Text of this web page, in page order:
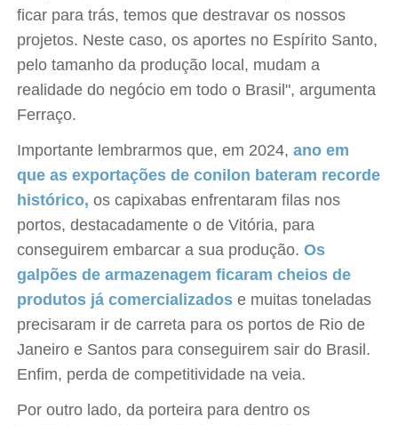
ficar para trás, temos que destravar os nossos
projetos. Neste caso, os aportes no Espírito Santo,
pelo tamanho da produção local, mudam a
realidade do negócio em todo o Brasil", argumenta
Ferraço.
Importante lembrarmos que, em 2024, ano em
que as exportações de conilon bateram recorde
histórico,os capixabas enfrentaram filas nos
portos, destacadamente o de Vitória, para
conseguirem embarcar a sua produção.Os
galpões de armazenagem ficaram cheios de
produtos já comercializados e muitas toneladas
precisaram ir de carreta para os portos de Rio de
Janeiro e Santos para conseguirem sair do Brasil.
Enfim, perda de competitividade na veia.
Por outro lado, da porteira para dentro os